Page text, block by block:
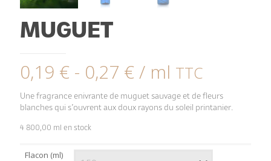
MUGUET
0,19 € - 0,27 € / ml TTC
Une fragrance enivrante de muguet sauvage et de fleurs
blanches qui s’ouvrent aux doux rayons du soleil printanier.
4 800,00 ml en stock
Flacon (ml)